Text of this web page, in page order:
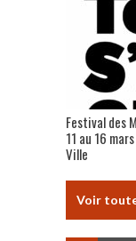
Festival des
11 au 16
Ville
Voir